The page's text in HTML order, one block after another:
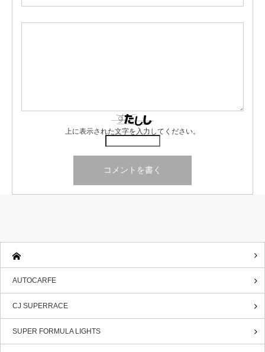
上に表示された文字を入力してください。
AUTOCARFE
CJ SUPERRACE
SUPER FORMULA LIGHTS